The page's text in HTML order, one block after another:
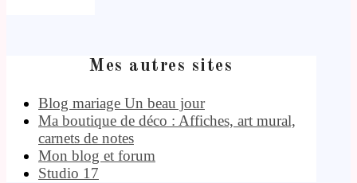
Mes autres sites
Blog mariage Un beau jour
Ma boutique de déco : Affiches, art mural,
carnets de notes
Mon blog et forum
Studio 17